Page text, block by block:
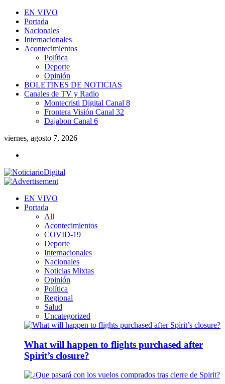
EN VIVO
Portada
Nacionales
Internacionales
Acontecimientos
Política
Deporte
Opinión
BOLETINES DE NOTICIAS
Canales de TV y Radio
Montecristi Digital Canal 8
Frontera Visión Canal 32
Dajabon Canal 6
viernes, agosto 7, 2026
EN VIVO
Portada
All
Acontecimientos
COVID-19
Deporte
Internacionales
Nacionales
Noticias Mixtas
Opinión
Política
Regional
Salud
Uncategorized
What will happen to flights purchased after
Spirit’s closure?